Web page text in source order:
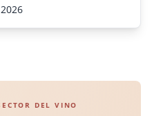
DEL VINO